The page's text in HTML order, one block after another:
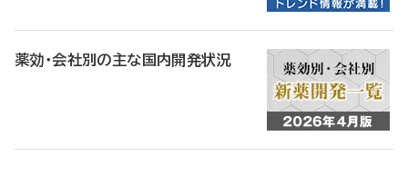
薬効・会社別の主な国内開発状況